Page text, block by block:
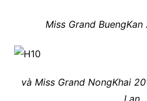
Miss Grand BuengKan
và Miss Grand NongKhai
Lan